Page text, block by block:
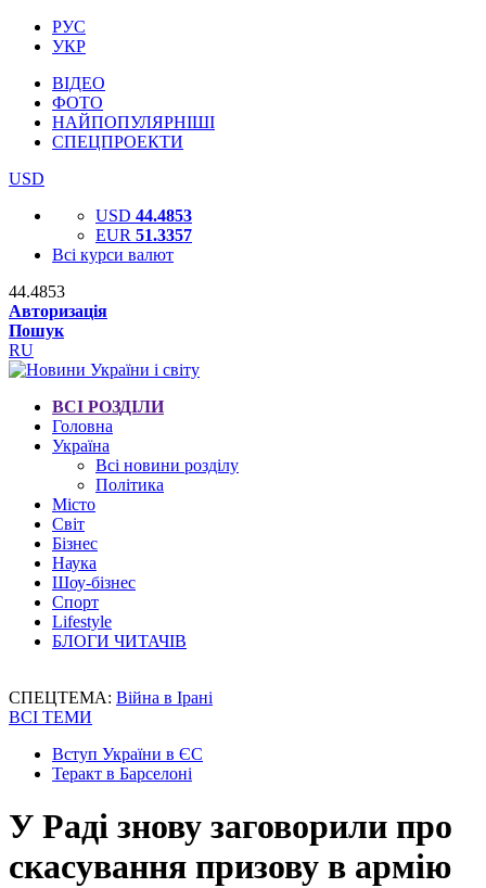
РУС
УКР
ВІДЕО
ФОТО
НАЙПОПУЛЯРНІШІ
СПЕЦПРОЕКТИ
USD
USD 44.4853
EUR 51.3357
Всі курси валют
44.4853
Авторизація
Пошук
RU
ВСІ РОЗДІЛИ
Головна
Україна
Всі новини розділу
Політика
Місто
Світ
Бізнес
Наука
Шоу-бізнес
Спорт
Lifestyle
БЛОГИ ЧИТАЧІВ
СПЕЦТЕМА: Війна в Ірані
ВСІ ТЕМИ
Вступ України в ЄС
Теракт в Барселоні
У Раді знову заговорили про
скасування призову в армію